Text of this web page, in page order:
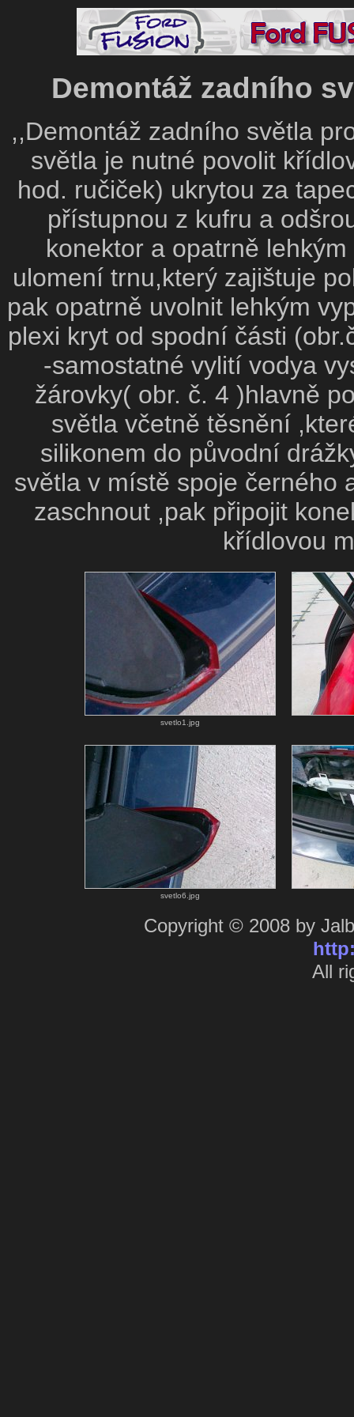
Demontáž zadního
,,Demontáž zadního světla
světla je nutné povolit
hod. ručiček) ukrytou za
přístupnou z kufru a
konektor a opatrně
ulomení trnu,který zajištuje
pak opatrně uvolnit lehkým
plexi kryt od spodní části
-samostatné vylití vodya
žárovky( obr. č. 4 )hlavně
světla včetně těsnění
silikonem do původní
světla v místě spoje černého
zaschnout ,pak připojit
křídlovou
svetlo1.jpg
svetlo6.jpg
Copyright © 2008 by
All